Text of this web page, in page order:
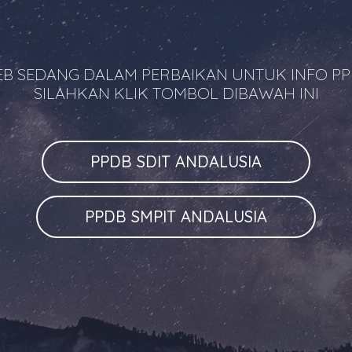
SEDANG DALAM PERBAIKAN UNTUK INFO
SILAHKAN KLIK TOMBOL DIBAWAH INI
PPDB SDIT ANDALUSIA
PPDB SMPIT ANDALUSIA